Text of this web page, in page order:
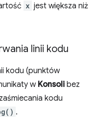
x jest większa niż
linii kodu
kodu (punktów
w Konsoli bez
kodu
.